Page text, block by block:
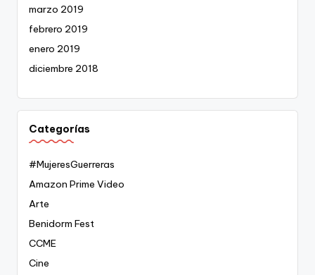
marzo 2019
febrero 2019
enero 2019
diciembre 2018
Categorías
#MujeresGuerreras
Amazon Prime Video
Arte
Benidorm Fest
CCME
Cine